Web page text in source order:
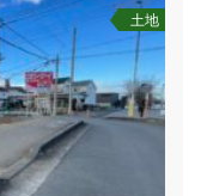
土地